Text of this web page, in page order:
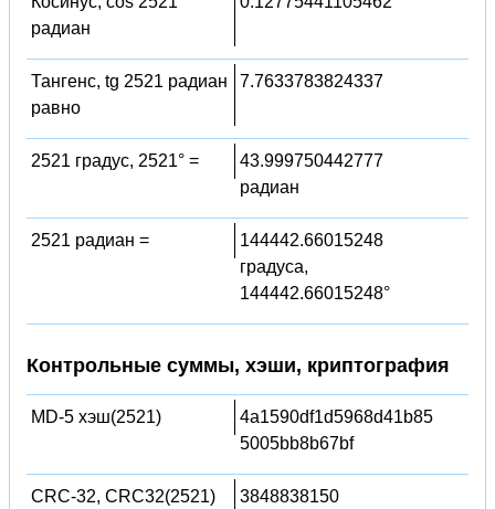
радиан
Тангенс, tg 2521 радиан
равно
7.7633783824337
2521 градус, 2521° =
43.999750442777
радиан
2521 радиан =
144442.66015248
градуса,
144442.66015248°
Контрольные суммы, хэши, криптография
MD-5 хэш(2521)
4a1590df1d5968d41b85
5005bb8b67bf
CRC-32, CRC32(2521) 3848838150